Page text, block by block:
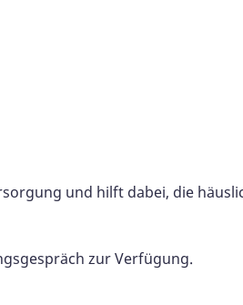
und hilft dabei, die
zur Verfügung.